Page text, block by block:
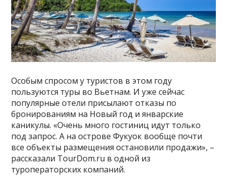
Особым спросом у туристов в этом году
пользуются туры во Вьетнам. И уже сейчас
популярные отели присылают отказы по
бронированиям на Новый год и январские
каникулы. «Очень много гостиниц идут только
под запрос. А на острове Фукуок вообще почти
все объекты размещения остановили продажи», –
рассказали TourDom.ru в одной из
туроператорских компаний.